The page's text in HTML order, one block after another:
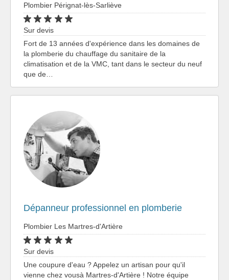
Plombier Pérignat-lès-Sarliève
Sur devis
Fort de 13 années d'expérience dans les domaines de
la plomberie du chauffage du sanitaire de la
climatisation et de la VMC, tant dans le secteur du neuf
que de…
Dépanneur professionnel en plomberie
Plombier Les Martres-d'Artière
Sur devis
Une coupure d'eau ? Appelez un artisan pour qu'il
vienne chez vousà Martres-d'Artière ! Notre équipe